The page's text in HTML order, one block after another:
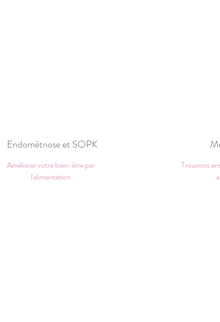
Endométriose et SOPK
Améliorer votre bien-être par
l'alimentation
Trouvons